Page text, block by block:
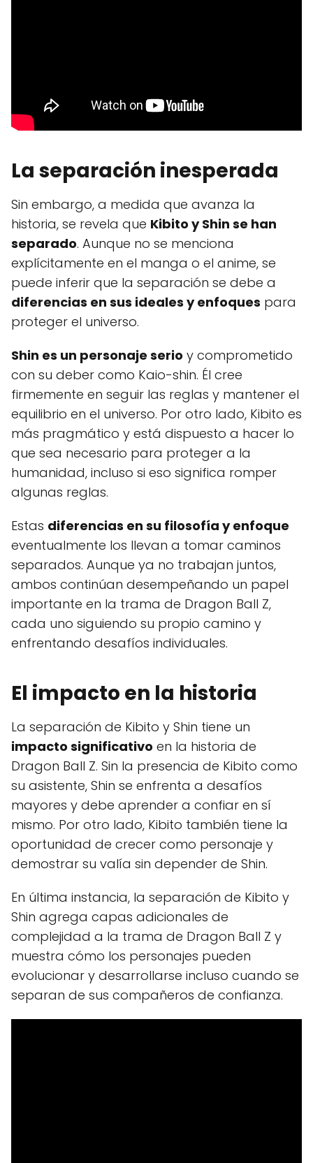
La separación inesperada
Sin embargo, a medida que avanza la
historia, se revela que Kibito y Shin se han
separado. Aunque no se menciona
explícitamente en el manga o el anime, se
puede inferir que la separación se debe a
diferencias en sus ideales y enfoques para
proteger el universo.
Shin es un personaje serio y comprometido
con su deber como Kaio-shin. Él cree
firmemente en seguir las reglas y mantener el
equilibrio en el universo. Por otro lado, Kibito es
más pragmático y está dispuesto a hacer lo
que sea necesario para proteger a la
humanidad, incluso si eso significa romper
algunas reglas.
Estas diferencias en su filosofía y enfoque
eventualmente los llevan a tomar caminos
separados. Aunque ya no trabajan juntos,
ambos continúan desempeñando un papel
importante en la trama de Dragon Ball Z,
cada uno siguiendo su propio camino y
enfrentando desafíos individuales.
El impacto en la historia
La separación de Kibito y Shin tiene un
impacto significativo en la historia de
Dragon Ball Z. Sin la presencia de Kibito como
su asistente, Shin se enfrenta a desafíos
mayores y debe aprender a confiar en sí
mismo. Por otro lado, Kibito también tiene la
oportunidad de crecer como personaje y
demostrar su valía sin depender de Shin.
En última instancia, la separación de Kibito y
Shin agrega capas adicionales de
complejidad a la trama de Dragon Ball Z y
muestra cómo los personajes pueden
evolucionar y desarrollarse incluso cuando se
separan de sus compañeros de confianza.